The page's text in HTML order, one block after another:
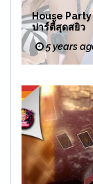
House Party
ปาร์ตี้สุดสยิว
5 years